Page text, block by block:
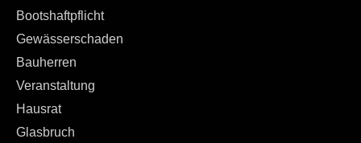
Bootshaftpflicht
Gewässerschaden
Bauherren
Veranstaltung
Hausrat
Glasbruch